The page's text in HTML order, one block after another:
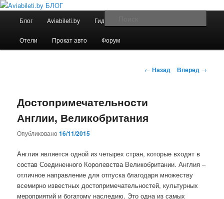
Перейти
основному
содержимому
Aviabileti.by БЛОГ
Дешевые авиабилеты по всему миру. С нами легко путешествовать!
Блог Aviabileti.by Гид по городам
Отели Прокат авто Форум
Навигация
← Назад Вперед →
Достопримечательности
Англии, Великобритания
Опубликовано16/11/2015
Англия является одной из четырех стран, которые входят в
состав Соединенного Королевства Великобритании. Англия –
отличное направление для отпуска благодаря множеству
всемирно известных достопримечательностей, культурных
мероприятий и богатому наследию. Это одна из самых